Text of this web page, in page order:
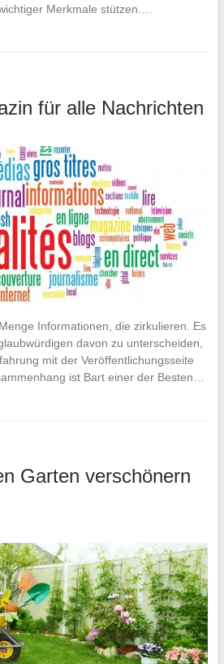
Merkmale stützen.…
für alle Nachrichten
Informationen, die zirkulieren. Es
davon zu unterscheiden,
mit der Veröffentlichungsseite
ist Bart einer der Besten…
Garten verschönern